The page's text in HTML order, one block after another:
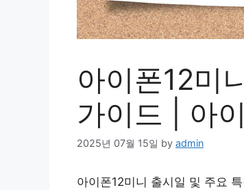
아이폰12미
가이드 | 아
2025년 07월 15일 by admin
아이폰12미니 출시일 및 주요